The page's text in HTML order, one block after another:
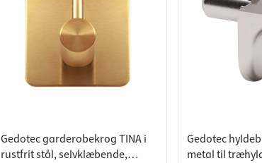
Gedotec garderobekrog TINA i
rustfrit stål, selvklæbende,
Gedotec
metal til